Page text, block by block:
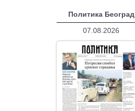
Политика Београд
07.08.2026